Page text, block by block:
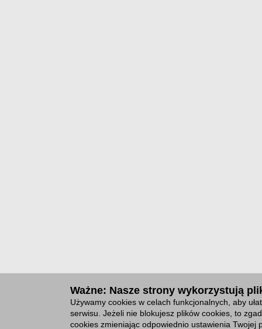
Ważne: Nasze strony wykorzystują
Używamy cookies w celach funkcjonalnych, aby
serwisu. Jeżeli nie blokujesz plików cookies, to
cookies zmieniając odpowiednio ustawienia Twojej